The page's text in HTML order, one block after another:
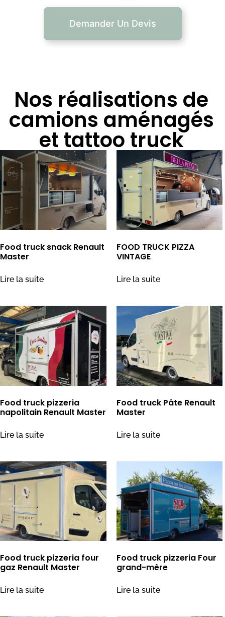
Demander Un Devis
Nos réalisations de
camions aménagés
et tattoo truck
Food truck snack Renault
Master
Lire la suite
FOOD TRUCK PIZZA
VINTAGE
Lire la suite
Food truck pizzeria
napolitain Renault Master
Lire la suite
Food truck Pâte Renault
Master
Lire la suite
Food truck pizzeria four
gaz Renault Master
Lire la suite
Food truck pizzeria Four
grand-mère
Lire la suite